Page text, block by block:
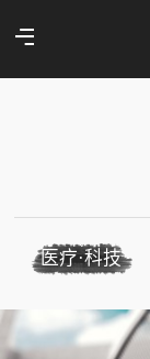
医疗·科技